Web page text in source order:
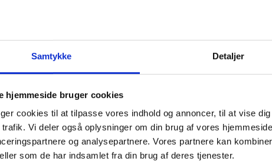
Samtykke Detaljer
hjemmeside bruger cookies
cookies til at tilpasse vores indhold og annoncer, til at vise
Vi deler også oplysninger om din brug af vores
og analysepartnere. Vores partnere kan
som de har indsamlet fra din brug af deres tjenester.